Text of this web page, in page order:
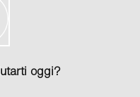
oggi?